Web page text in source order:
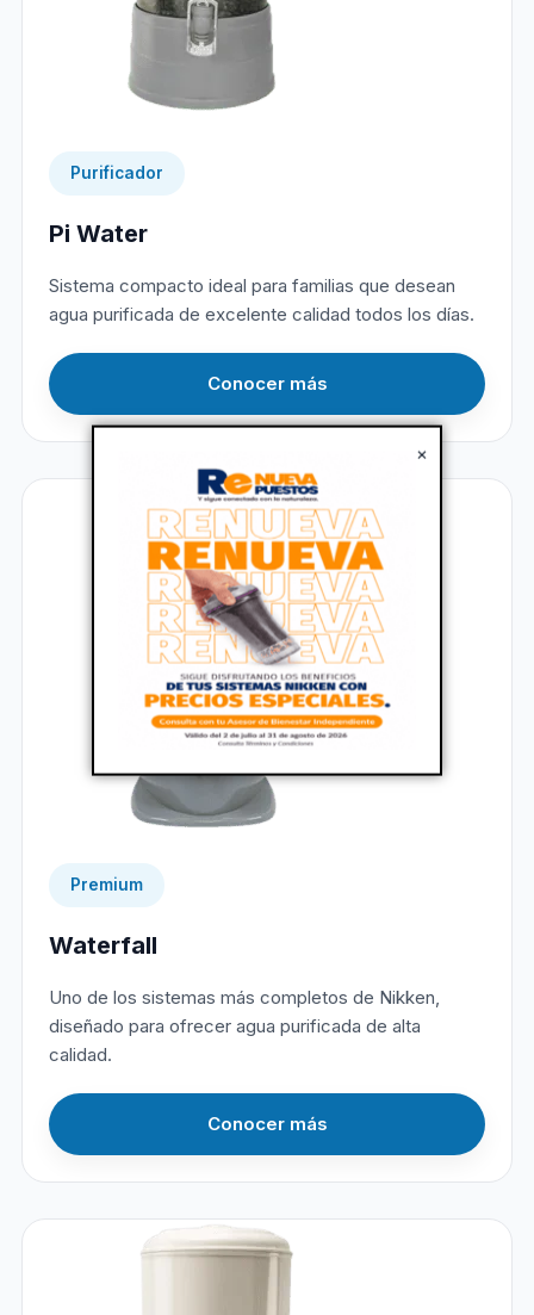
×
Purificador
Pi Water
Sistema compacto ideal para familias que desean
agua purificada de excelente calidad todos los días.
Conocer más
Premium
Waterfall
Uno de los sistemas más completos de Nikken,
diseñado para ofrecer agua purificada de alta
calidad.
Conocer más